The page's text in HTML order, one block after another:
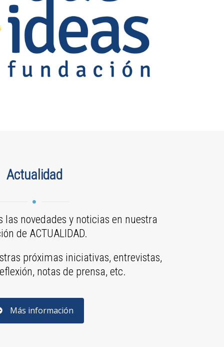
Actualidad
las novedades y noticias en nuestra
de ACTUALIDAD.
próximas iniciativas, entrevistas,
notas de prensa, etc.
Más información